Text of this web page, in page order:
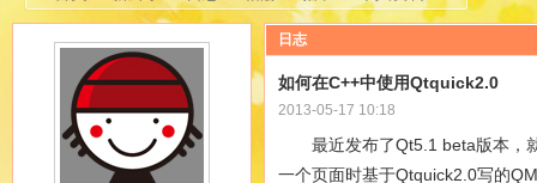
日志
如何在C++中使用Qtquick2.0
2013-05-17 10:18
最近发布了Qt5.1 beta版本，就
一个页面时基于Qtquick2.0写的